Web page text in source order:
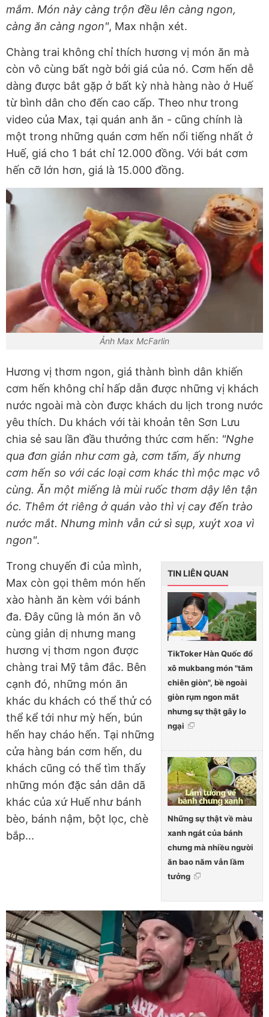
mắm. Món này càng trộn đều lên càng ngon,
càng ăn càng ngon", Max nhận xét.
Chàng trai không chỉ thích hương vị món ăn mà
còn vô cùng bất ngờ bởi giá của nó. Cơm hến dễ
dàng được bắt gặp ở bất kỳ nhà hàng nào ở Huế
từ bình dân cho đến cao cấp. Theo như trong
video của Max, tại quán anh ăn - cũng chính là
một trong những quán cơm hến nổi tiếng nhất ở
Huế, giá cho 1 bát chỉ 12.000 đồng. Với bát cơm
hến cỡ lớn hơn, giá là 15.000 đồng.
Ảnh Max McFarlin
Hương vị thơm ngon, giá thành bình dân khiến
cơm hến không chỉ hấp dẫn được những vị khách
nước ngoài mà còn được khách du lịch trong nước
yêu thích. Du khách với tài khoản tên Sơn Lưu
chia sẻ sau lần đầu thưởng thức cơm hến: "Nghe
qua đơn giản như cơm gà, cơm tấm, ấy nhưng
cơm hến so với các loại cơm khác thì mộc mạc vô
cùng. Ăn một miếng là mùi ruốc thơm dậy lên tận
óc. Thêm ớt riêng ở quán vào thì vị cay đến trào
nước mắt. Nhưng mình vẫn cứ sì sụp, xuýt xoa vì
ngon".
TIN LIÊN QUAN
TikToker Hàn Quốc đổ
xô mukbang món "tăm
chiên giòn", bề ngoài
giòn rụm ngon mắt
nhưng sự thật gây lo
ngại
Những sự thật về màu
xanh ngát của bánh
chưng mà nhiều người
ăn bao năm vẫn lầm
tưởng
Trong chuyến đi của mình,
Max còn gọi thêm món hến
xào hành ăn kèm với bánh
đa. Đây cũng là món ăn vô
cùng giản dị nhưng mang
hương vị thơm ngon được
chàng trai Mỹ tâm đắc. Bên
cạnh đó, những món ăn
khác du khách có thể thử có
thể kể tới như mỳ hến, bún
hến hay cháo hến. Tại những
cửa hàng bán cơm hến, du
khách cũng có thể tìm thấy
những món đặc sản dân dã
khác của xứ Huế như bánh
bèo, bánh nậm, bột lọc, chè
bắp...